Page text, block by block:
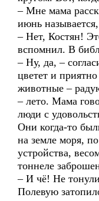
– Мне мама
июнь
– Нет, Костян!
вспомнил. В
– Ну, да, –
цветет и
животные –
– лето. Мама
люди с
Они когда-то
на земле моря,
устройства,
тоннеле
– И чё! Не
Полевую